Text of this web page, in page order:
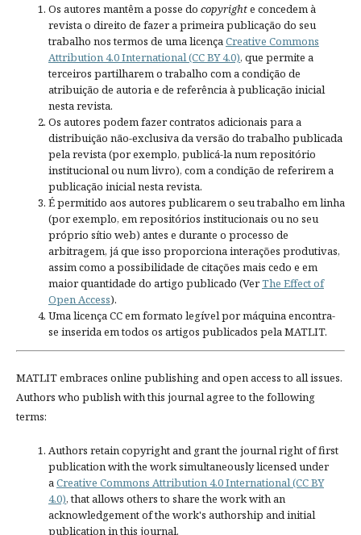
Os autores mantêm a posse do copyrighte concedem à
revista o direito de fazer a primeira publicação do seu
trabalho nos termos de uma licençaCreative Commons
Attribution 4.0 International (CC BY 4.0), que permite a
terceiros partilharem o trabalho com a condição de
atribuição de autoria e de referência à publicação inicial
nesta revista.
Os autores podem fazer contratos adicionais para a
distribuição não-exclusiva da versão do trabalho publicada
pela revista (por exemplo, publicá-la num repositório
institucional ou num livro), com a condição de referirem a
publicação inicial nesta revista.
É permitido aos autores publicarem o seu trabalho em linha
(por exemplo, em repositórios institucionais ou no seu
próprio sítio web) antes e durante o processo de
arbitragem, já que isso proporciona interações produtivas,
assim como a possibilidade de citações mais cedo e em
maior quantidade do artigo publicado (VerThe Effect of
Open Access).
Uma licença CC em formato legível por máquina encontra-
se inserida em todos os artigos publicados pela MATLIT.
MATLIT embraces online publishing and open access to all issues.
Authors who publish with this journal agree to the following
terms:
Authors retain copyright and grant the journal right of first
publication with the work simultaneously licensed under
aCreative Commons Attribution 4.0 International (CC BY
4.0), that allows others to share the work with an
acknowledgement of the work's authorship and initial
publication in this journal.